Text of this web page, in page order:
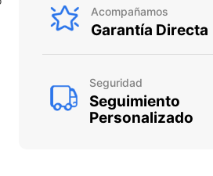
Acompañamos
Garantía Directa
Seguridad
Seguimiento
Personalizado